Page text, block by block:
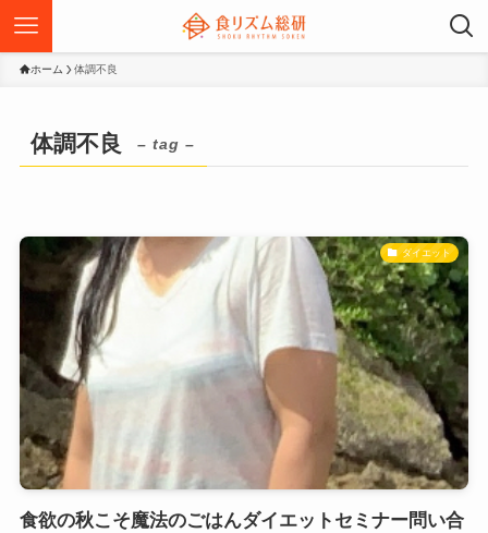
ホーム 体調不良
体調不良 – tag –
ダイエット
食欲の秋こそ魔法のごはんダイエットセミナー問い合